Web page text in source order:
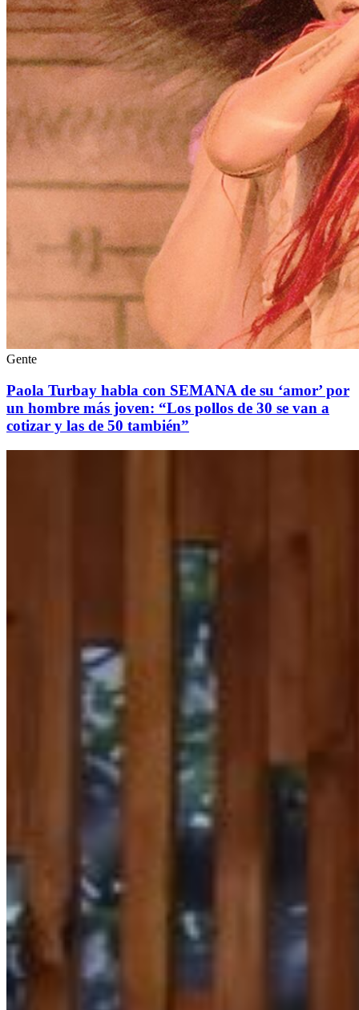
Gente
Paola Turbay habla con SEMANA de su ‘amor’ por
un hombre más joven: “Los pollos de 30 se van a
cotizar y las de 50 también”